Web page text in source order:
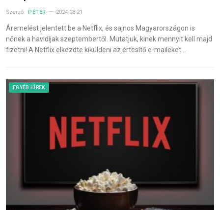
Szerző: PÉTER 2024-08-21
Áremelést jelentett be a Netflix, és sajnos Magyarországon is
nőnek a havidíjak szeptembertől. Mutatjuk, kinek mennyit kell majd
fizetni! A Netflix elkezdte kiküldeni az értesítő e-maileket…
EGYÉB HÍREK